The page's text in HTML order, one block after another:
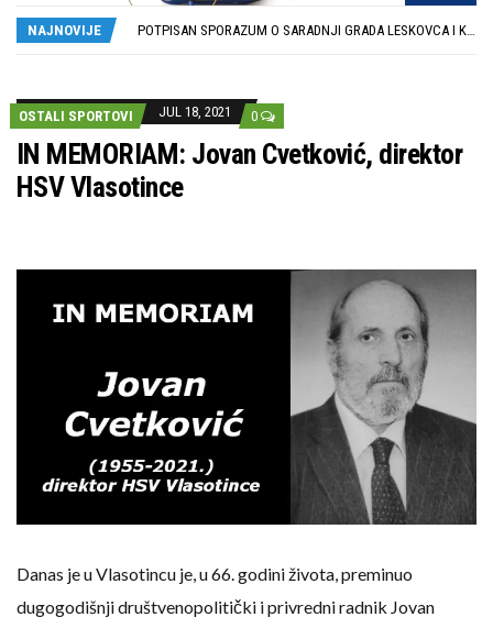
NAJNOVIJE
STOPROCENTNI ODZIV KLUBOVA ZONE JUG I SRPSKE LIGE ISTOK NA REDOVNIM KONFERENCIJAMA PRED NOVU SEZONU
OSTALI SPORTOVI JUL 18, 2021 0
IN MEMORIAM: Jovan Cvetković, direktor
HSV Vlasotince
Danas je u Vlasotincu je, u 66. godini života, preminuo
dugogodišnji društvenopolitički i privredni radnik Jovan